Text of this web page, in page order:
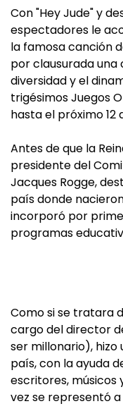
Con "Hey Jude" y
espectadores le
la famosa canción
por clausurada
diversidad y el
trigésimos Juegos
hasta el próximo 12
Antes de que la
presidente del
Jacques Rogge,
país donde
incorporó por
programas
Como si se tratara
cargo del director
ser millonario), hizo
país, con la ayuda
escritores, músicos
vez se representó